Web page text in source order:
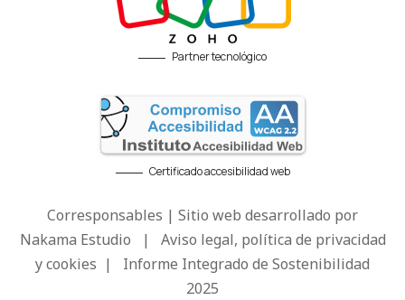
Partner tecnológico
Certificado accesibilidad web
Corresponsables | Sitio web desarrollado por
Nakama Estudio | Aviso legal, política de privacidad
y cookies | Informe Integrado de Sostenibilidad
2025